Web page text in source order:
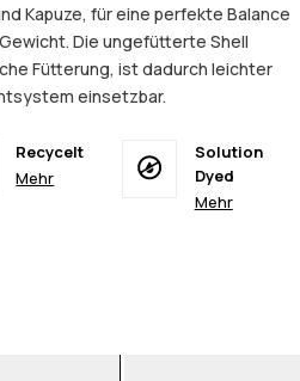
Kapuze, für eine perfekte Balance
Die ungefütterte Shell
Fütterung, ist dadurch leichter
einsetzbar.
Recycelt
Mehr
Solution
Dyed
Mehr